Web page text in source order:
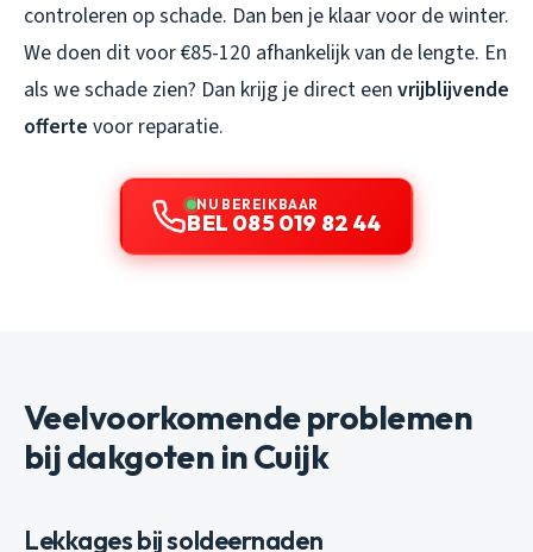
controleren op schade. Dan ben je klaar voor de winter.
We doen dit voor €85-120 afhankelijk van de lengte. En
als we schade zien? Dan krijg je direct een vrijblijvende
offerte voor reparatie.
NU BEREIKBAAR
BEL 085 019 82 44
Veelvoorkomende problemen
bij dakgoten in Cuijk
Lekkages bij soldeernaden